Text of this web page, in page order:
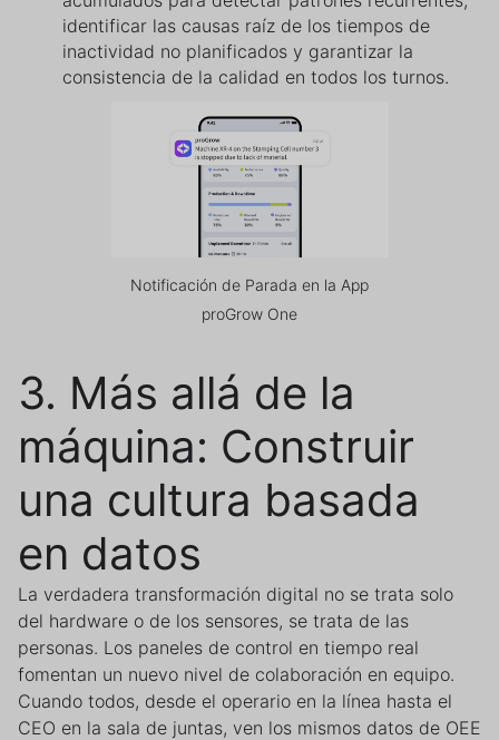
identificar las causas raíz de los tiempos de
inactividad no planificados y garantizar la
consistencia de la calidad en todos los turnos.
Notificación de Parada en la App
proGrow One
3. Más allá de la
máquina: Construir
una cultura basada
en datos
La verdadera transformación digital no se trata solo
del hardware o de los sensores, se trata de las
personas. Los paneles de control en tiempo real
fomentan un nuevo nivel de colaboración en equipo.
Cuando todos, desde el operario en la línea hasta el
CEO en la sala de juntas, ven los mismos datos de OEE